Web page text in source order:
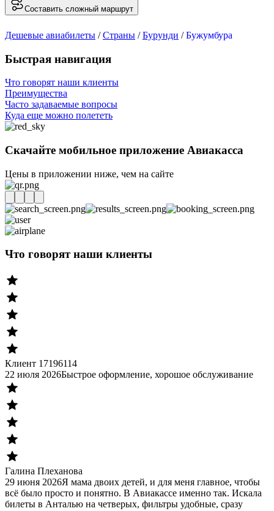
Составить сложный маршрут
Дешевые авиабилеты /Страны /Бурунди /Бужумбура
Быстрая навигация
Что говорят наши клиенты
Преимущества
Часто задаваемые вопросы
Куда еще можно полететь
Скачайте мобильное приложение Авиакасса
Цены в приложении ниже, чем на сайте
Что говорят наши клиенты
Клиент 17196114
22 июля 2026Быстрое оформление, хорошое обслуживание
Галина Плеханова
29 июня 2026Я мама двоих детей, и для меня главное, чтобы
всё было просто и понятно. В Авиакассе именно так. Искала
билеты в Анталью на четверых, фильтры удобные, сразу